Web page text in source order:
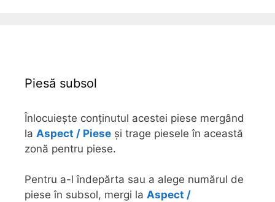
Piesă subsol
Înlocuiește conținutul acestei piese mergând
la Aspect / Piese și trage piesele în această
zonă pentru piese.
Pentru a-l îndepărta sau a alege numărul de
piese în subsol, mergi la Aspect /